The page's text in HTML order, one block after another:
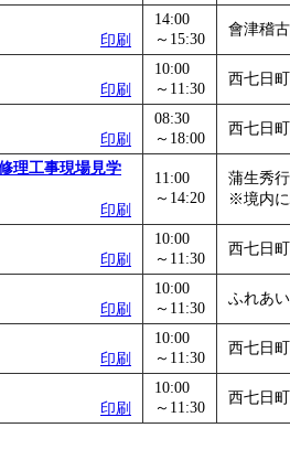
印刷
14:00
～15:30
會津稽
印刷
10:00
～11:30
西七日
印刷
08:30
～18:00
西七日
理工事現場見学
印刷
11:00
～14:20
蒲生秀
※境内に
印刷
10:00
～11:30
西七日
印刷
10:00
～11:30
ふれあ
印刷
10:00
～11:30
西七日
印刷
10:00
～11:30
西七日